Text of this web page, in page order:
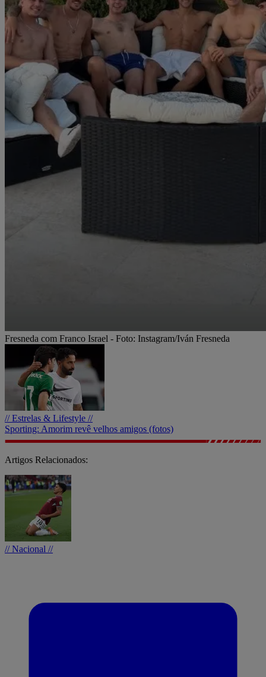
Fresneda com Franco Israel - Foto: Instagram/Iván Fresneda
// Estrelas & Lifestyle //
Sporting: Amorim revê velhos amigos (fotos)
Artigos Relacionados:
// Nacional //